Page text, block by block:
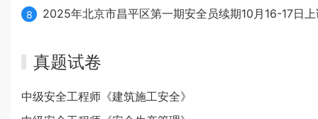
8 2025年北京市昌平区第一期安全员续期10月16-17日
真题试卷
中级安全工程师《建筑施工安全》